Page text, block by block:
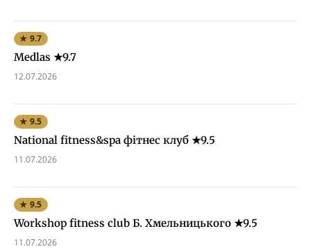
★ 9.7
Medlas ★9.7
12.07.2026
★ 9.5
National fitness&spa фітнес клуб ★9.5
11.07.2026
★ 9.5
Workshop fitness club Б. Хмельницького ★9.5
11.07.2026